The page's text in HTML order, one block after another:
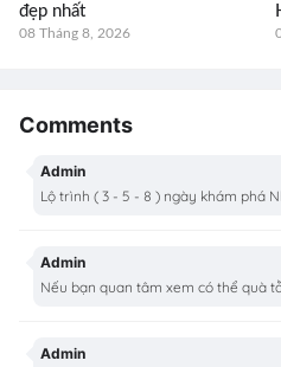
đẹp nhất
08 Tháng 8, 2026
Comments
Admin
Lộ trình ( 3 - 5 - 8 ) ngày khám phá
Admin
Nếu bạn quan tâm xem có thể quà
Admin